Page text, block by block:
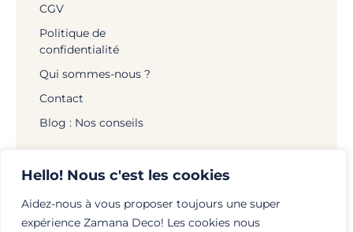
Hello! Nous c'est les cookies
Aidez-nous à vous proposer toujours une super
expérience Zamana Deco! Les cookies nous
CGV
Politique de
confidentialité
Qui sommes-nous ?
Contact
Blog : Nos conseils
© Zamana Déco - 2026 | Tous droits réservés |